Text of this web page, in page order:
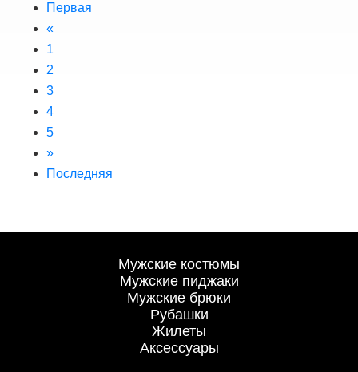
Первая
«
1
2
3
4
5
»
Последняя
Мужские костюмы
Мужские пиджаки
Мужские брюки
Рубашки
Жилеты
Аксессуары